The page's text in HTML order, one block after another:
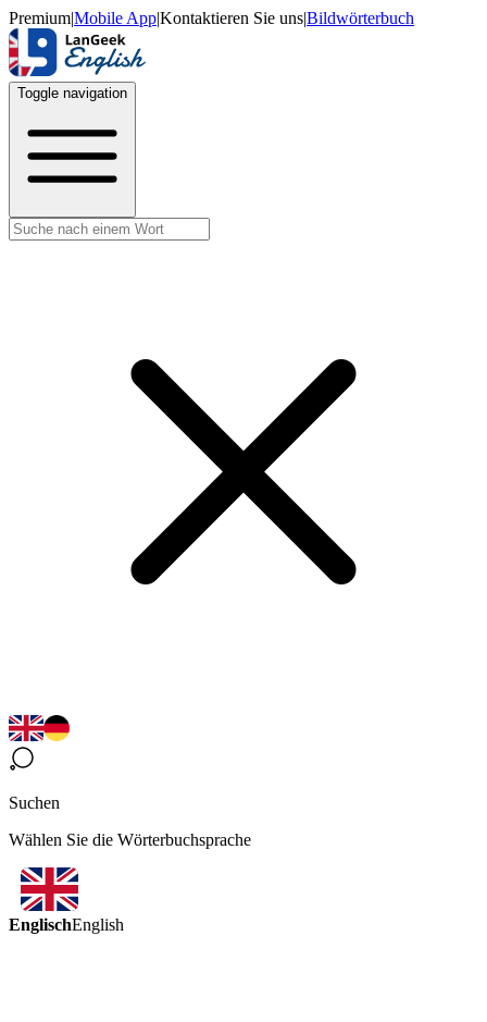
Premium|Mobile App|Kontaktieren Sie uns|Bildwörterbuch
Toggle navigation
Suchen
Wählen Sie die Wörterbuchsprache
EnglischEnglish